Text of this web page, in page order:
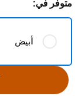
متوفر في:
أبيض